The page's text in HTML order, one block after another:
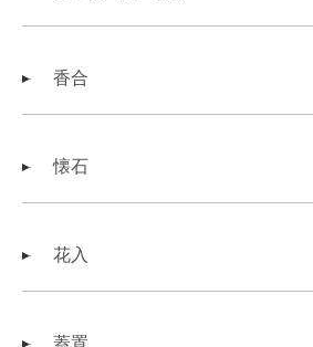
香合
懐石
花入
蓋置